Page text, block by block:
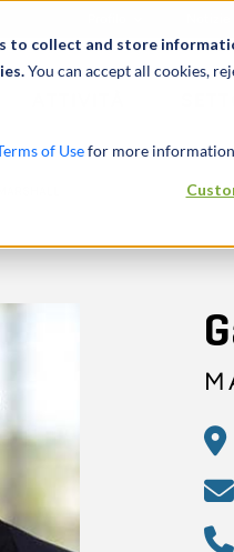
to collect and store
You can accept all cookies,
of Usefor more